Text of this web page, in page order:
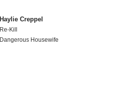
Haylie Creppel
Re-Kill
Dangerous Housewife